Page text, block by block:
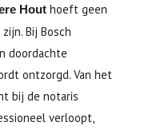
Hout hoeft geen
Bij Bosch
doordachte
ontzorgd. Van het
bij de notaris
verloopt,